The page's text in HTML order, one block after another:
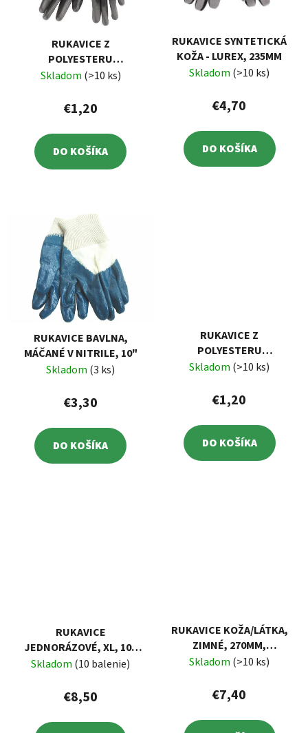
RUKAVICE Z
POLYESTERU
POLOMÁČANÉ V PU,
Skladom (>10 ks)
€1,20
DO KOŠÍKA
RUKAVICE SYNTETICKÁ
KOŽA - LUREX, 235MM
Skladom (>10 ks)
€4,70
DO KOŠÍKA
RUKAVICE BAVLNA,
MÁČANÉ V NITRILE, 10"
Skladom (3 ks)
€3,30
DO KOŠÍKA
RUKAVICE Z
POLYESTERU
POLOMÁČANÉ V PU,
Skladom (>10 ks)
€1,20
DO KOŠÍKA
RUKAVICE
JEDNORÁZOVÉ, XL, 100
KS
Skladom (10 balenie)
€8,50
RUKAVICE KOŽA/LÁTKA,
ZIMNÉ, 270MM,
BRAVČOVÁ ŠTIEPENKA,
Skladom (>10 ks)
€7,40